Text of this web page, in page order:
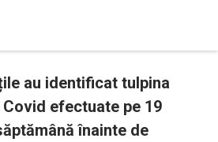
au identificat tulpina
efectuate pe 19
înainte de